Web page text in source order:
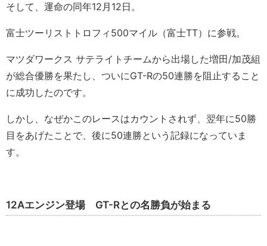
そして、運命の同年12月12日。
富士ツーリストトロフィ500マイル（富士TT）に参戦。
マツダワークス サテライトチームから出場した増田/加茂組
が総合優勝を果たし、ついにGT-Rの50連勝を阻止すること
に成功したのです。
しかし、なぜかこのレースはカウントされず、翌年に50勝
目をあげたことで、後に50連勝という記録になっていま
す。
12Aエンジン登場 GT-Rとの名勝負が始まる